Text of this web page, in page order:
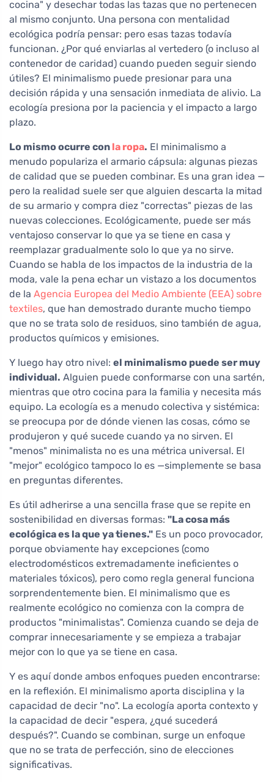
cocina" y desechar todas las tazas que no pertenecen
al mismo conjunto. Una persona con mentalidad
ecológica podría pensar: pero esas tazas todavía
funcionan. ¿Por qué enviarlas al vertedero (o incluso al
contenedor de caridad) cuando pueden seguir siendo
útiles? El minimalismo puede presionar para una
decisión rápida y una sensación inmediata de alivio. La
ecología presiona por la paciencia y el impacto a largo
plazo.
Lo mismo ocurre con la ropa. El minimalismo a
menudo populariza el armario cápsula: algunas piezas
de calidad que se pueden combinar. Es una gran idea —
pero la realidad suele ser que alguien descarta la mitad
de su armario y compra diez "correctas" piezas de las
nuevas colecciones. Ecológicamente, puede ser más
ventajoso conservar lo que ya se tiene en casa y
reemplazar gradualmente solo lo que ya no sirve.
Cuando se habla de los impactos de la industria de la
moda, vale la pena echar un vistazo a los documentos
de la Agencia Europea del Medio Ambiente (EEA) sobre
textiles, que han demostrado durante mucho tiempo
que no se trata solo de residuos, sino también de agua,
productos químicos y emisiones.
Y luego hay otro nivel: el minimalismo puede ser muy
individual. Alguien puede conformarse con una sartén,
mientras que otro cocina para la familia y necesita más
equipo. La ecología es a menudo colectiva y sistémica:
se preocupa por de dónde vienen las cosas, cómo se
produjeron y qué sucede cuando ya no sirven. El
"menos" minimalista no es una métrica universal. El
"mejor" ecológico tampoco lo es —simplemente se basa
en preguntas diferentes.
Es útil adherirse a una sencilla frase que se repite en
sostenibilidad en diversas formas: "La cosa más
ecológica es la que ya tienes." Es un poco provocador,
porque obviamente hay excepciones (como
electrodomésticos extremadamente ineficientes o
materiales tóxicos), pero como regla general funciona
sorprendentemente bien. El minimalismo que es
realmente ecológico no comienza con la compra de
productos "minimalistas". Comienza cuando se deja de
comprar innecesariamente y se empieza a trabajar
mejor con lo que ya se tiene en casa.
Y es aquí donde ambos enfoques pueden encontrarse:
en la reflexión. El minimalismo aporta disciplina y la
capacidad de decir "no". La ecología aporta contexto y
la capacidad de decir "espera, ¿qué sucederá
después?". Cuando se combinan, surge un enfoque
que no se trata de perfección, sino de elecciones
significativas.